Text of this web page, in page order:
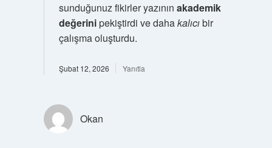
sunduğunuz fikirler yazının akademik
değerinipekiştirdi ve dahakalıcıbir
çalışma oluşturdu.
Şubat 12, 2026 Yanıtla
Okan